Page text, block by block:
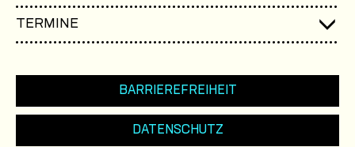
TERMINE
BARRIEREFREIHEIT
DATENSCHUTZ